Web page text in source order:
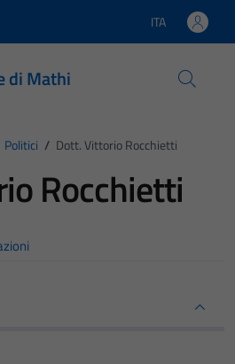
Lingua attiva:
ITA
di Mathi
Politici / Dott. Vittorio Rocchietti
Rocchietti